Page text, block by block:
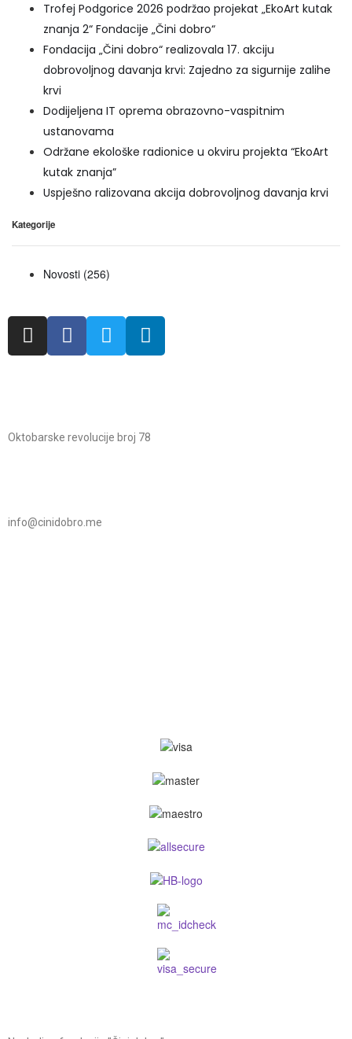
Trofej Podgorice 2026 podržao projekat „EkoArt kutak
znanja 2“ Fondacije „Čini dobro“
Fondacija „Čini dobro“ realizovala 17. akciju
dobrovoljnog davanja krvi: Zajedno za sigurnije zalihe
krvi
Dodijeljena IT oprema obrazovno-vaspitnim
ustanovama
Održane ekološke radionice u okviru projekta “EkoArt
kutak znanja”
Uspješno ralizovana akcija dobrovoljnog davanja krvi
Kategorije
Novosti (256)
Oktobarske revolucije broj 78
info@cinidobro.me